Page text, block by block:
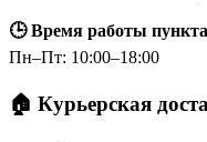
🕒 Время работы
Пн–Пт: 10:00–18:00
🏠 Курьерская